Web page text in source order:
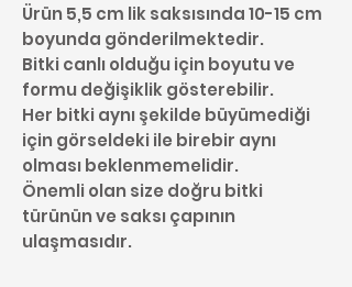
Ürün 5,5 cm lik saksısında 10-15 cm
boyunda gönderilmektedir.
Bitki canlı olduğu için boyutu ve
formu değişiklik gösterebilir.
Her bitki aynı şekilde büyümediği
için görseldeki ile birebir aynı
olması beklenmemelidir.
Önemli olan size doğru bitki
türünün ve saksı çapının
ulaşmasıdır.